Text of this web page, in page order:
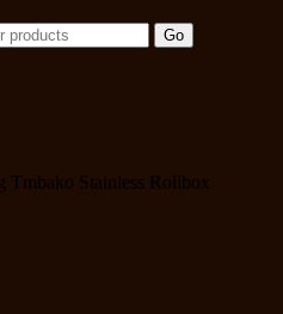
Go
Tmbako Stainless Rollbox